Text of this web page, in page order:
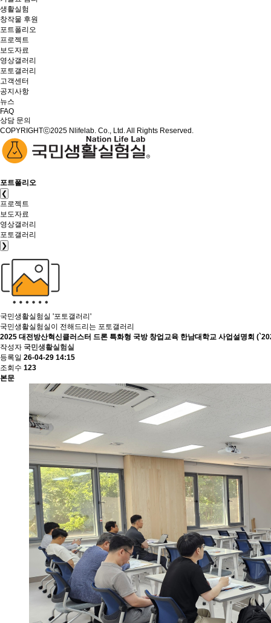
생활실험
창작물 후원
포트폴리오
프로젝트
보도자료
영상갤러리
포토갤러리
고객센터
공지사항
뉴스
FAQ
상담 문의
COPYRIGHTⓒ2025 Nlifelab. Co., Ltd. All Rights Reserved.
포트폴리오
❮
프로젝트
보도자료
영상갤러리
포토갤러리
❯
국민생활실험실 '포토갤러리'
국민생활실험실이 전해드리는 포토갤러리
2025 대전방산혁신클러스터 드론 특화형 국방 창업교육 한남대학교 사업설명회
작성자 국민생활실험실
등록일 26-04-29 14:15
조회수 123
본문